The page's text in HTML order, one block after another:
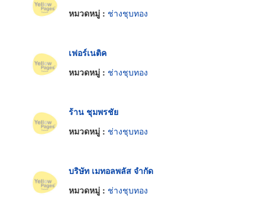
หมวดหมู่ : ช่างชุบทอง
เฟอร์เนติค
หมวดหมู่ : ช่างชุบทอง
ร้าน ชุมพรชัย
หมวดหมู่ : ช่างชุบทอง
บริษัท เมทอลพลัส จำกัด
หมวดหมู่ : ช่างชุบทอง